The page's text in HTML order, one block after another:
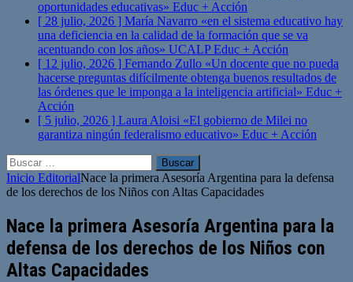
oportunidades educativas» Educ + Acción
[ 28 julio, 2026 ] María Navarro «en el sistema educativo hay
una deficiencia en la calidad de la formación que se va
acentuando con los años» UCALPEduc + Acción
[ 12 julio, 2026 ] Fernando Zullo «Un docente que no pueda
hacerse preguntas difícilmente obtenga buenos resultados de
las órdenes que le imponga a la inteligencia artificial» Educ +
Acción
[ 5 julio, 2026 ] Laura Aloisi «El gobierno de Milei no
garantiza ningún federalismo educativo» Educ + Acción
Buscar:
Inicio EditorialNace la primera Asesoría Argentina para la defensa
de los derechos de los Niños con Altas Capacidades
Nace la primera Asesoría Argentina para la
defensa de los derechos de los Niños con
Altas Capacidades